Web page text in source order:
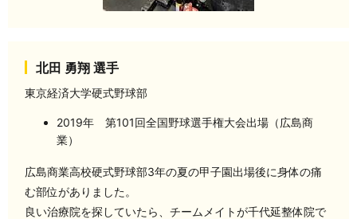
北田 勇翔 選手
東京経済大学硬式野球部
2019年 第101回全国野球選手権大会出場（広島商
業）
広島商業高校硬式野球部3年の夏の甲子園出場後に身体の痛
む部位がありました。
良い治療院を探していたら、チームメイトが千代延整体院で